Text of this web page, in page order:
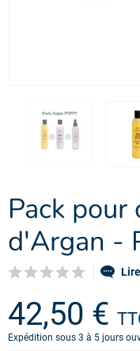
Pack
d'Argan -
42,50 €
Expédition sous 3 à 5 jours